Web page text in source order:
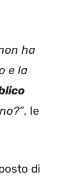
ha
e la
, le
di